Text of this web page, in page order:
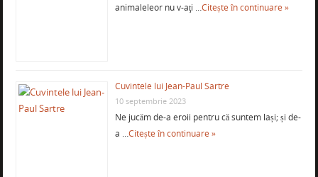
animaleleor nu v-aţi …Citește în continuare »
Cuvintele lui Jean-Paul Sartre
10 septembrie 2023
Ne jucăm de-a eroii pentru că suntem lași; și de-
a …Citește în continuare »